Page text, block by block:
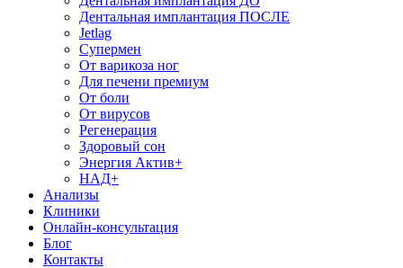
Дентальная имплантация ПОСЛЕ
Jetlag
Супермен
От варикоза ног
Для печени премиум
От боли
От вирусов
Регенерация
Здоровый сон
Энергия Актив+
НАД+
Анализы
Клиники
Онлайн-консультация
Блог
Контакты